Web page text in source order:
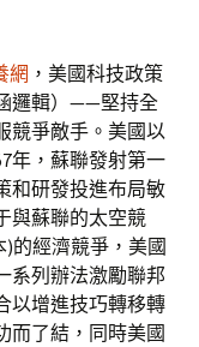
網 ，美國科技政策
邏輯）——堅持全
競爭敵手。美國以
年，蘇聯發射第一
和研發投進布局敏
與蘇聯的太空競
)的經濟競爭，美國
系列辦法激勵聯邦
以增進技巧轉移轉
而了結，同時美國